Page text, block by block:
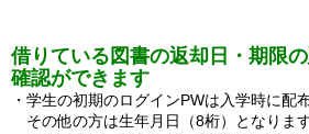
借りている図書の返却日・期限
確認ができます
・学生の初期のログインPWは入学時に配
その他の方は生年月日（8桁）となりま